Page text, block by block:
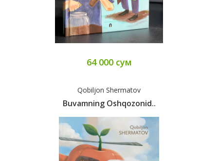
64 000 сум
Qobiljon Shermatov
Buvamning Oshqozonid..